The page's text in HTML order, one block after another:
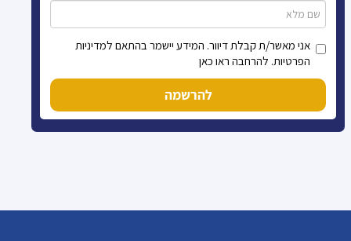
אני מאשר/ת קבלת דיוור. המידע יישמר בהתאם למדיניות
הפרטיות. להרחבה ראו כאן
להרשמה